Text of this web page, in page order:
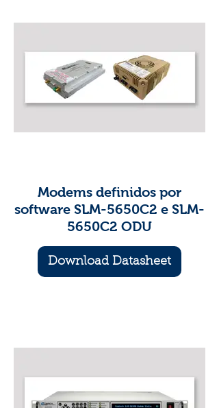
Modems definidos por
software SLM-5650C2 e SLM-
5650C2 ODU
Download Datasheet